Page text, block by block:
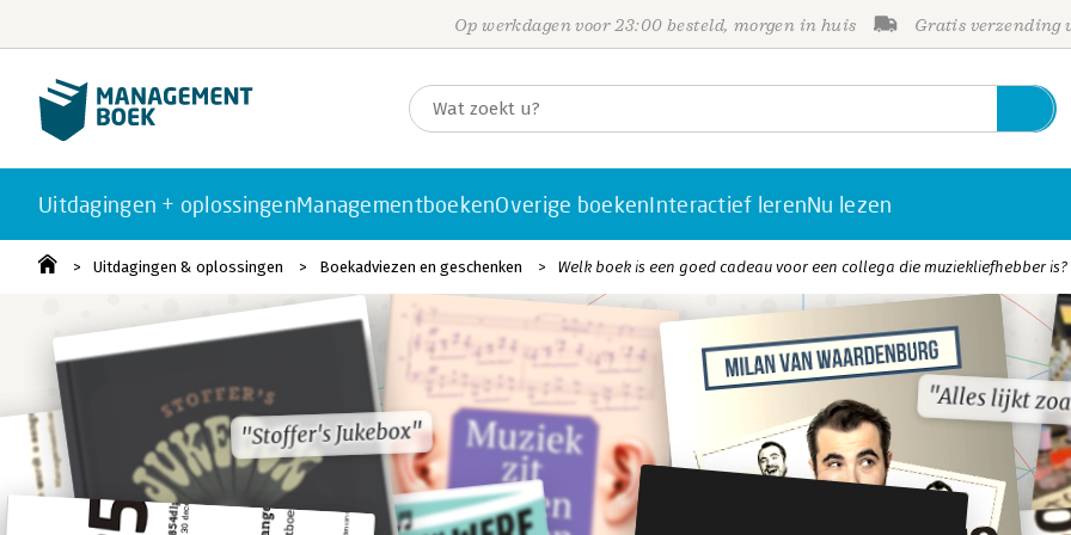
Op werkdagen voor 23:00 besteld, morgen in huis Gratis verzending
Uitdagingen + oplossingenManagementboekenOverige boekenInteractief lerenNu lezen
Uitdagingen & oplossingen Boekadviezen en geschenken Welk boek is een goed cadeau voor een collega die muziekliefhebber is?
"Stoffer's Jukebox"
"Alles lijkt
"Stoffer's Jukebox"
"Alles lijkt